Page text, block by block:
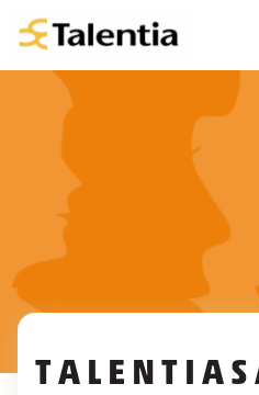
T A L E N T I A